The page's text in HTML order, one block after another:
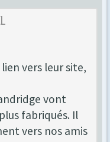
vers leur site,
vont
fabriqués. Il
vers nos amis